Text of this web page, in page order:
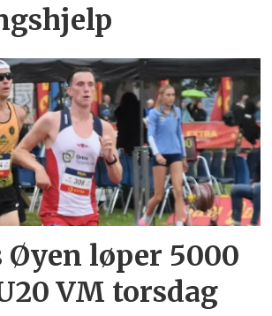
Øyen løper 5000
VM torsdag